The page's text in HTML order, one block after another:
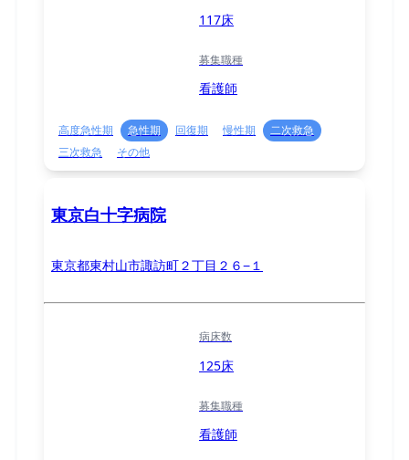
117床
募集職種
看護師
高度急性期 急性期 回復期 慢性期
二次救急
三次救急
その他
東京白十字病院
東京都東村山市諏訪町２丁目２６−１
病床数
125床
募集職種
看護師